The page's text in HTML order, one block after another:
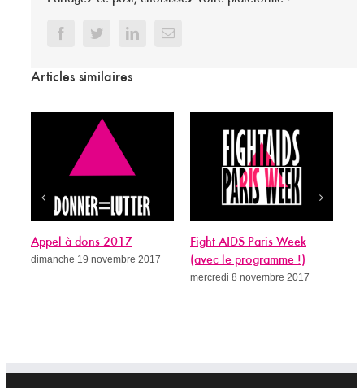
FacebookTwitterLinkedInEmail
Articles similaires
Appel à dons 2017
dimanche 19 novembre 2017
Fight AIDS Paris Week
(avec le programme !)
mercredi 8 novembre 2017